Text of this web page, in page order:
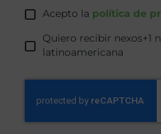
Acepto la política de
Quiero recibir nexos+1
latinoamericana